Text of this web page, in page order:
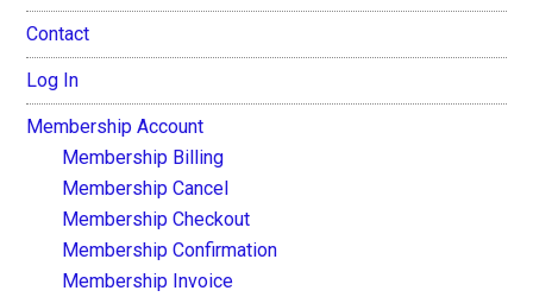
Contact
Log In
Membership Account
Membership Billing
Membership Cancel
Membership Checkout
Membership Confirmation
Membership Invoice